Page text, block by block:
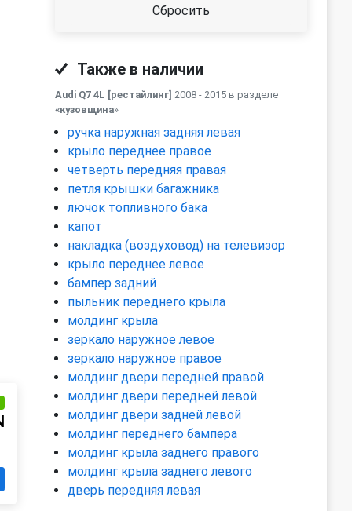
Сбросить
Также в наличии
Audi Q7 4L [рестайлинг] 2008 - 2015 в разделе
«кузовщина»
ручка наружная задняя левая
крыло переднее правое
четверть передняя правая
петля крышки багажника
лючок топливного бака
капот
накладка (воздуховод) на телевизор
крыло переднее левое
бампер задний
пыльник переднего крыла
молдинг крыла
зеркало наружное левое
зеркало наружное правое
молдинг двери передней правой
молдинг двери передней левой
молдинг двери задней левой
молдинг переднего бампера
молдинг крыла заднего правого
молдинг крыла заднего левого
дверь передняя левая